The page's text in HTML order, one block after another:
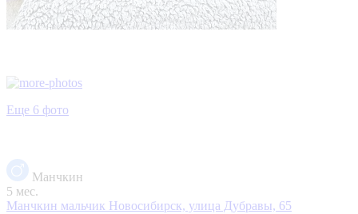
Еще 6 фото
Манчкин
5 мес.
Манчкин мальчик Новосибирск, улица Дубравы, 65